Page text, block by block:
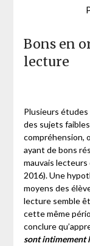
Bons en
lecture
Plusieurs
des sujets
compréhension,
ayant de bons
mauvais
2016). Une
moyens des
lecture semble
cette même
conclure
sont intimement